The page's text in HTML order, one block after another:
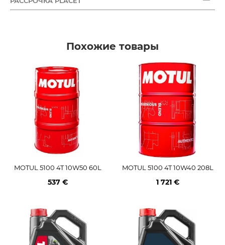
Похожие товары
MOTUL 5100 4T 10W50 60L
537 €
MOTUL 5100 4T 10W40 208L
1 721 €